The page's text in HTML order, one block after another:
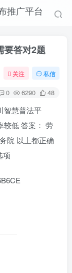
要答对2题
关注 私信
0 6290 48
智慧普法平
较低 答案： 劳
院 以上都正确
项